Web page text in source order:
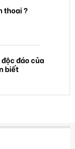
thoại ?
đáo của
biết